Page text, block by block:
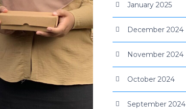
January 2025
December 2024
November 2024
October 2024
September 2024